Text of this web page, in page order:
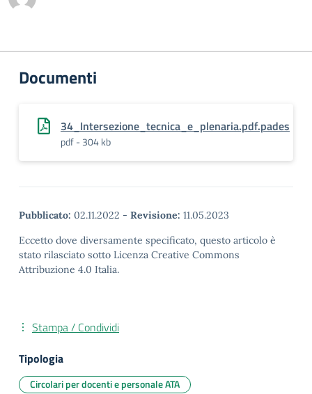
Documenti
34_Intersezione_tecnica_e_plenaria.pdf.pades
pdf - 304 kb
Pubblicato: 02.11.2022 - Revisione: 11.05.2023
Eccetto dove diversamente specificato, questo articolo è
stato rilasciato sotto Licenza Creative Commons
Attribuzione 4.0 Italia.
Stampa / Condividi
Tipologia
Circolari per docenti e personale ATA